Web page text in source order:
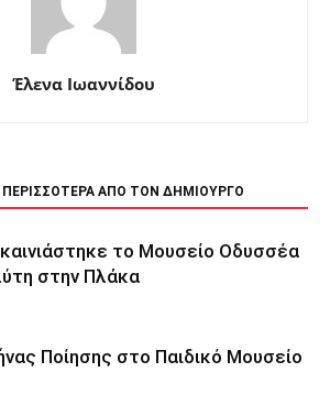
Έλενα Ιωαννίδου
ΠΕΡΙΣΣΟΤΕΡΑ ΑΠΟ ΤΟΝ ΔΗΜΙΟΥΡΓΟ
το Μουσείο Οδυσσέα
στην Πλάκα
Ποίησης στο Παιδικό Μουσείο